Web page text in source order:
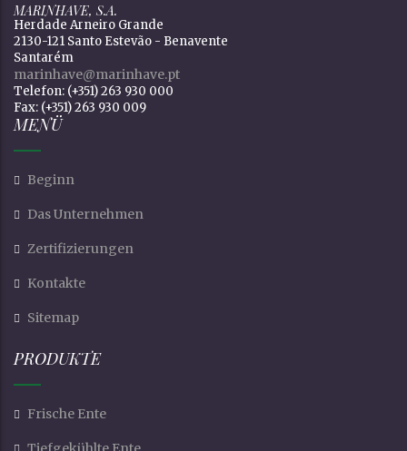
MARINHAVE, S.A.
Herdade Arneiro Grande
2130-121 Santo Estevão - Benavente
Santarém
marinhave@marinhave.pt
Telefon: (+351) 263 930 000
Fax: (+351) 263 930 009
MENÜ
Beginn
Das Unternehmen
Zertifizierungen
Kontakte
Sitemap
PRODUKTE
Frische Ente